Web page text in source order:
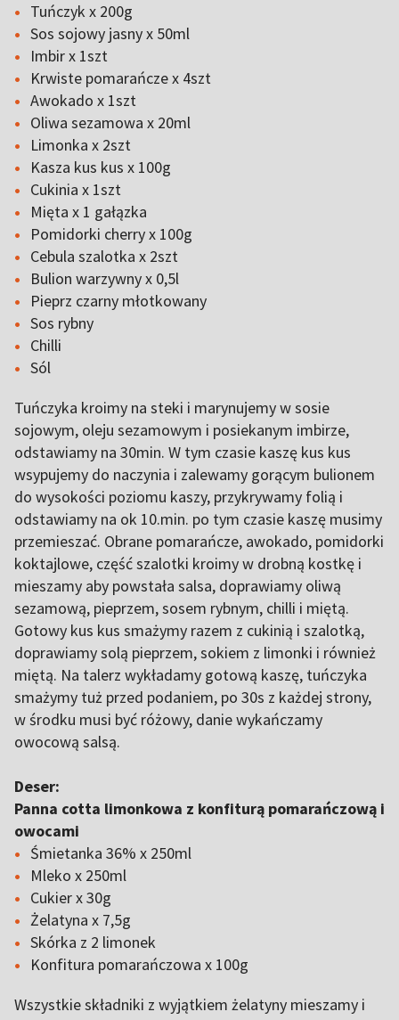
Tuńczyk x 200g
Sos sojowy jasny x 50ml
Imbir x 1szt
Krwiste pomarańcze x 4szt
Awokado x 1szt
Oliwa sezamowa x 20ml
Limonka x 2szt
Kasza kus kus x 100g
Cukinia x 1szt
Mięta x 1 gałązka
Pomidorki cherry x 100g
Cebula szalotka x 2szt
Bulion warzywny x 0,5l
Pieprz czarny młotkowany
Sos rybny
Chilli
Sól
Tuńczyka kroimy na steki i marynujemy w sosie
sojowym, oleju sezamowym i posiekanym imbirze,
odstawiamy na 30min. W tym czasie kaszę kus kus
wsypujemy do naczynia i zalewamy gorącym bulionem
do wysokości poziomu kaszy, przykrywamy folią i
odstawiamy na ok 10.min. po tym czasie kaszę musimy
przemieszać. Obrane pomarańcze, awokado, pomidorki
koktajlowe, część szalotki kroimy w drobną kostkę i
mieszamy aby powstała salsa, doprawiamy oliwą
sezamową, pieprzem, sosem rybnym, chilli i miętą.
Gotowy kus kus smażymy razem z cukinią i szalotką,
doprawiamy solą pieprzem, sokiem z limonki i również
miętą. Na talerz wykładamy gotową kaszę, tuńczyka
smażymy tuż przed podaniem, po 30s z każdej strony,
w środku musi być różowy, danie wykańczamy
owocową salsą.
Deser:
Panna cotta limonkowa z konfiturą pomarańczową i
owocami
Śmietanka 36% x 250ml
Mleko x 250ml
Cukier x 30g
Żelatyna x 7,5g
Skórka z 2 limonek
Konfitura pomarańczowa x 100g
Wszystkie składniki z wyjątkiem żelatyny mieszamy i